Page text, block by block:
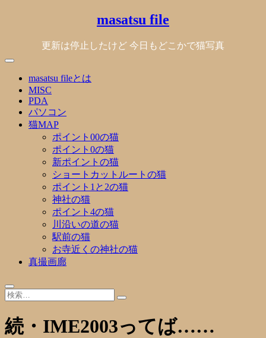
masatsu file
更新は停止したけど 今日もどこかで猫写真
masatsu fileとは
MISC
PDA
パソコン
猫MAP
ポイント00の猫
ポイント0の猫
新ポイントの猫
ショートカットルートの猫
ポイント1と2の猫
神社の猫
ポイント4の猫
川沿いの道の猫
駅前の猫
お寺近くの神社の猫
真撮画廊
続・IME2003ってば……